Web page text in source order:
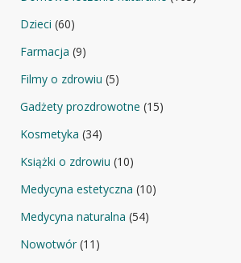
Dzieci (60)
Farmacja (9)
Filmy o zdrowiu (5)
Gadżety prozdrowotne (15)
Kosmetyka (34)
Książki o zdrowiu (10)
Medycyna estetyczna (10)
Medycyna naturalna (54)
Nowotwór(11)